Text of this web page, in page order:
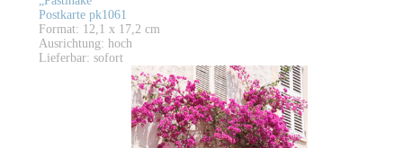
Postkarte pk1061
Format: 12,1 x 17,2 cm
Ausrichtung: hoch
Lieferbar: sofort